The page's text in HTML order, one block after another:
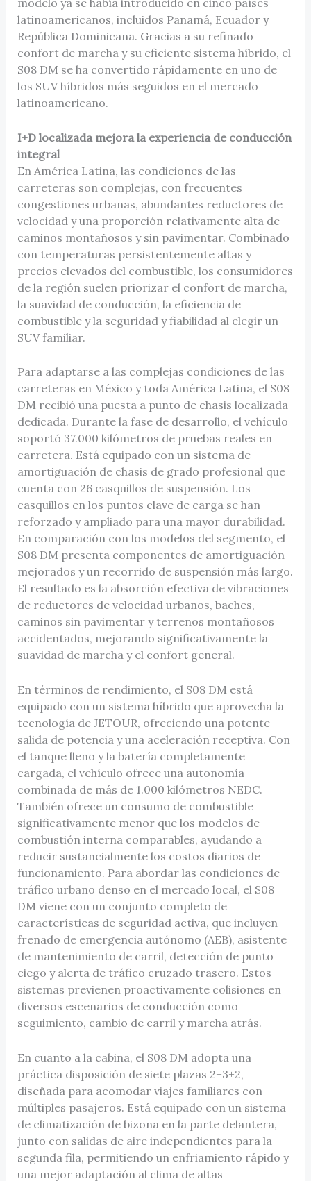
modelo ya se había introducido en cinco países
latinoamericanos, incluidos Panamá, Ecuador y
República Dominicana. Gracias a su refinado
confort de marcha y su eficiente sistema híbrido, el
S08 DM se ha convertido rápidamente en uno de
los SUV híbridos más seguidos en el mercado
latinoamericano.
I+D localizada mejora la experiencia de conducción
integral
En América Latina, las condiciones de las
carreteras son complejas, con frecuentes
congestiones urbanas, abundantes reductores de
velocidad y una proporción relativamente alta de
caminos montañosos y sin pavimentar. Combinado
con temperaturas persistentemente altas y
precios elevados del combustible, los consumidores
de la región suelen priorizar el confort de marcha,
la suavidad de conducción, la eficiencia de
combustible y la seguridad y fiabilidad al elegir un
SUV familiar.
Para adaptarse a las complejas condiciones de las
carreteras en México y toda América Latina, el S08
DM recibió una puesta a punto de chasis localizada
dedicada. Durante la fase de desarrollo, el vehículo
soportó 37.000 kilómetros de pruebas reales en
carretera. Está equipado con un sistema de
amortiguación de chasis de grado profesional que
cuenta con 26 casquillos de suspensión. Los
casquillos en los puntos clave de carga se han
reforzado y ampliado para una mayor durabilidad.
En comparación con los modelos del segmento, el
S08 DM presenta componentes de amortiguación
mejorados y un recorrido de suspensión más largo.
El resultado es la absorción efectiva de vibraciones
de reductores de velocidad urbanos, baches,
caminos sin pavimentar y terrenos montañosos
accidentados, mejorando significativamente la
suavidad de marcha y el confort general.
En términos de rendimiento, el S08 DM está
equipado con un sistema híbrido que aprovecha la
tecnología de JETOUR, ofreciendo una potente
salida de potencia y una aceleración receptiva. Con
el tanque lleno y la batería completamente
cargada, el vehículo ofrece una autonomía
combinada de más de 1.000 kilómetros NEDC.
También ofrece un consumo de combustible
significativamente menor que los modelos de
combustión interna comparables, ayudando a
reducir sustancialmente los costos diarios de
funcionamiento. Para abordar las condiciones de
tráfico urbano denso en el mercado local, el S08
DM viene con un conjunto completo de
características de seguridad activa, que incluyen
frenado de emergencia autónomo (AEB), asistente
de mantenimiento de carril, detección de punto
ciego y alerta de tráfico cruzado trasero. Estos
sistemas previenen proactivamente colisiones en
diversos escenarios de conducción como
seguimiento, cambio de carril y marcha atrás.
En cuanto a la cabina, el S08 DM adopta una
práctica disposición de siete plazas 2+3+2,
diseñada para acomodar viajes familiares con
múltiples pasajeros. Está equipado con un sistema
de climatización de bizona en la parte delantera,
junto con salidas de aire independientes para la
segunda fila, permitiendo un enfriamiento rápido y
una mejor adaptación al clima de altas